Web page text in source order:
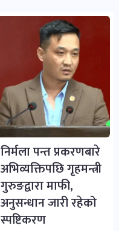
निर्मला पन्त प्रकरणबारे
अभिव्यक्तिपछि गृहमन्त्री
गुरुङद्वारा माफी,
अनुसन्धान जारी रहेको
स्पष्टिकरण